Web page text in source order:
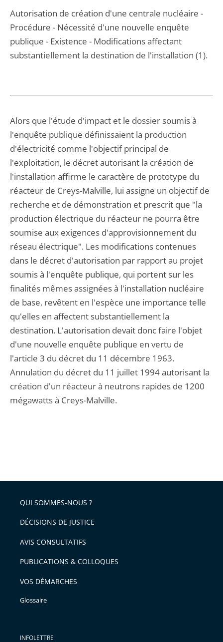
Autorisation de création d'une centrale nucléaire -
Procédure - Nécessité d'une nouvelle enquête
publique - Existence - Modifications affectant
substantiellement la destination de l'installation (1).
Alors que l'étude d'impact et le dossier soumis à
l'enquête publique définissaient la production
d'électricité comme l'objectif principal de
l'exploitation, le décret autorisant la création de
l'installation affirme le caractère de prototype du
réacteur de Creys-Malville, lui assigne un objectif de
recherche et de démonstration et prescrit que "la
production électrique du réacteur ne pourra être
soumise aux exigences d'approvisionnement du
réseau électrique". Les modifications contenues
dans le décret d'autorisation par rapport au projet
soumis à l'enquête publique, qui portent sur les
finalités mêmes assignées à l'installation nucléaire
de base, revêtent en l'espèce une importance telle
qu'elles en affectent substantiellement la
destination. L'autorisation devait donc faire l'objet
d'une nouvelle enquête publique en vertu de
l'article 3 du décret du 11 décembre 1963.
Annulation du décret du 11 juillet 1994 autorisant la
création d'un réacteur à neutrons rapides de 1200
mégawatts à Creys-Malville.
QUI SOMMES-NOUS ?
DÉCISIONS DE JUSTICE
AVIS CONSULTATIFS
PUBLICATIONS & COLLOQUES
VOS DÉMARCHES
Glossaire
INFOLETTRE